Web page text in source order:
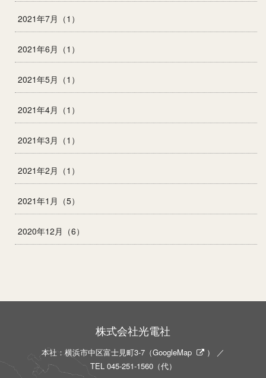
2021年7月（1）
2021年6月（1）
2021年5月（1）
2021年4月（1）
2021年3月（1）
2021年2月（1）
2021年1月（5）
2020年12月（6）
株式会社光電社
本社：横浜市中区富士見町3-7（GoogleMap
） ／
TEL 045-251-1560（代）